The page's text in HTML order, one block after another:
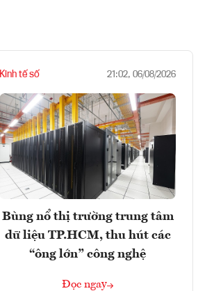
Kinh tế số 21:02, 06/08/2026
Bùng nổ thị trường trung tâm
dữ liệu TP.HCM, thu hút các
“ông lớn” công nghệ
Đọc ngay